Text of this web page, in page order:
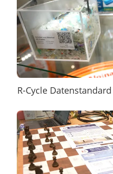
R-Cycle Datenstandard